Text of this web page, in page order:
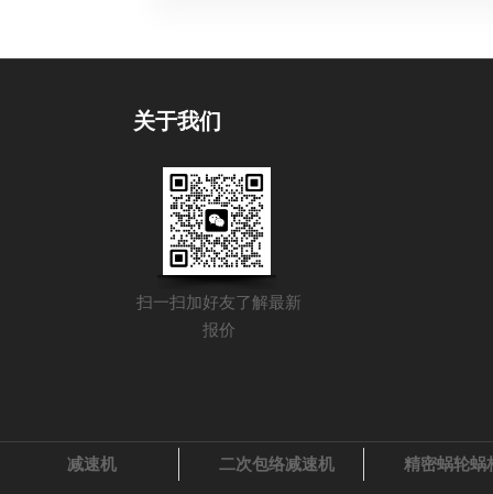
关于我们
扫一扫加好友了解最新
报价
减速机 二次包络减速机 精密蜗轮蜗